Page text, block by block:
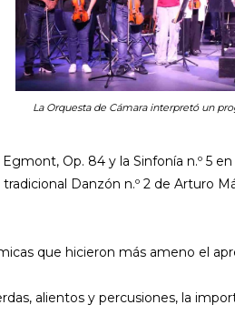
La Orquesta de Cámara interpretó un
Op. 84 y la Sinfonía n.º 5
Danzón n.º 2 de Arturo
que hicieron más ameno el
alientos y percusiones, la